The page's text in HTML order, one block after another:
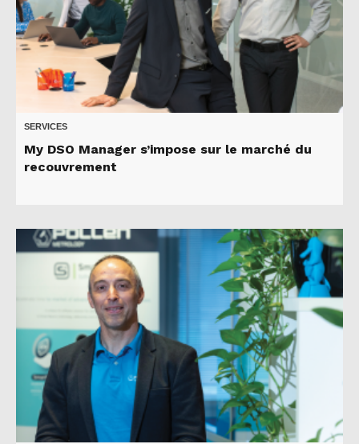
SERVICES
My DSO Manager s’impose sur le marché du
recouvrement